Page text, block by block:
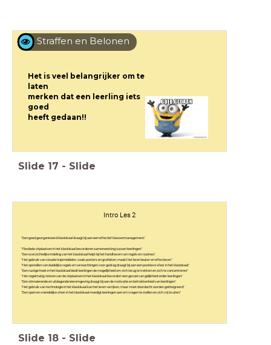
Straffen en Belonen
Het is veel belangrijker om te
laten
merken dat een leerling iets
goed
heeft gedaan!!
Slide 17 - Slide
Intro Les 2
"Een goed georganiseerd klaslokaal draagt ​​bij aan een effectief klassenmanagement."
"Flexibele zitplaatsen in het klaslokaal bevorderen samenwerking tussen leerlingen."
"Een overzichtelijke indeling van het klaslokaal helpt bij het handhaven van regels en routines."
"Het gebruik van visuele hulpmiddelen, zoals posters en grafieken, maakt het leren leuker en effectiever."
"Het opstellen van duidelijke regels en verwachtingen voor gedrag draagt ​​bij aan een positieve sfeer in het klaslokaal."
"Een rustige hoek in het klaslokaal biedt leerlingen de mogelijkheid om zich terug te trekken en zich te concentreren."
"Het regelmatig roteren van de zitplaatsen in het klaslokaal bevordert een gevoel van gelijkheid onder leerlingen."
"Een stimulerende en uitdagende leeromgeving draagt ​​bij aan de motivatie en betrokkenheid van leerlingen."
"Het gebruik van technologie in het klaslokaal kan het leren verrijken, maar moet doordacht worden geïntegreerd."
"Een open en vriendelijke sfeer in het klaslokaal moedigt leerlingen aan om vragen te stellen en zich vrij te uiten."
Slide 18 - Slide